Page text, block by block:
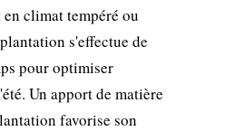
climat tempéré ou
s'effectue de
pour optimiser
Un apport de matière
favorise son